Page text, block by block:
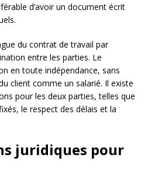
d’avoir un document écrit
du contrat de travail par
entre les parties. Le
en toute indépendance, sans
client comme un salarié. Il existe
pour les deux parties, telles que
le respect des délais et la
juridiques pour